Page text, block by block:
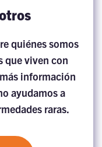
quiénes somos
que viven con
información
ayudamos a
raras.